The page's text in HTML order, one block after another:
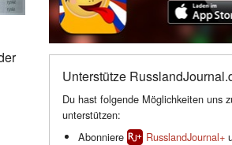
Unterstütze
Du hast folgende Möglichkeiten uns
unterstützen:
Abonniere
RusslandJournal+